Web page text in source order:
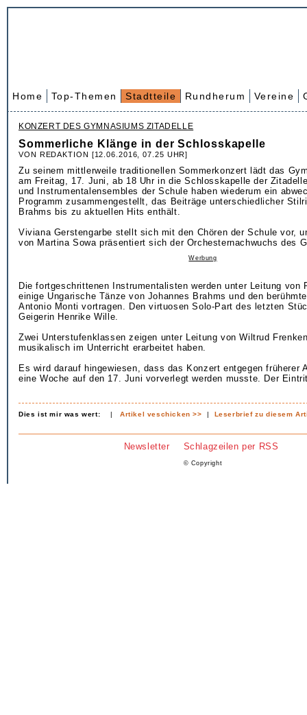
Home Top-Themen Stadtteile Rundherum Vereine
KONZERT DES GYMNASIUMS ZITADELLE
Sommerliche Klänge in der Schlosskapelle
VON REDAKTION [12.06.2016, 07.25 UHR]
Zu seinem mittlerweile traditionellen Sommerkonzert lädt das
am Freitag, 17. Juni, ab 18 Uhr in die Schlosskapelle der
und Instrumentalensembles der Schule haben wiederum ein
Programm zusammengestellt, das Beiträge unterschiedlicher
Brahms bis zu aktuellen Hits enthält.
Viviana Gerstengarbe stellt sich mit den Chören der Schule vor,
von Martina Sowa präsentiert sich der Orchesternachwuchs des
Werbung
Die fortgeschrittenen Instrumentalisten werden unter Leitung von
einige Ungarische Tänze von Johannes Brahms und den
Antonio Monti vortragen. Den virtuosen Solo-Part des letzten
Geigerin Henrike Wille.
Zwei Unterstufenklassen zeigen unter Leitung von Wiltrud
musikalisch im Unterricht erarbeitet haben.
Es wird darauf hingewiesen, dass das Konzert entgegen früherer
eine Woche auf den 17. Juni vorverlegt werden musste. Der
Dies ist mir was wert: |Artikel veschicken >> | Leserbrief zu diesem
Newsletter Schlagzeilen per RSS
© Copyright